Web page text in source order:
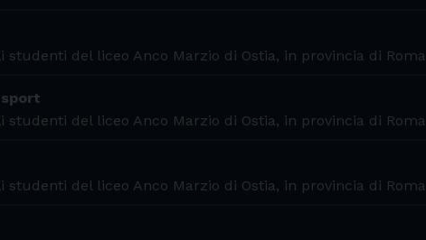
del liceo Anco Marzio di Ostia, in provincia di Roma
del liceo Anco Marzio di Ostia, in provincia di Roma
del liceo Anco Marzio di Ostia, in provincia di Roma